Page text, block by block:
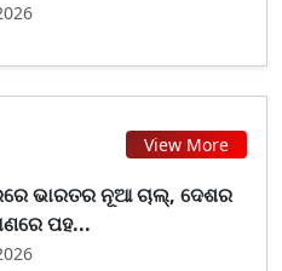
View More
ଭାରତର ନୂଆ ଚାଲ୍, ଦେଶର
ପହ...